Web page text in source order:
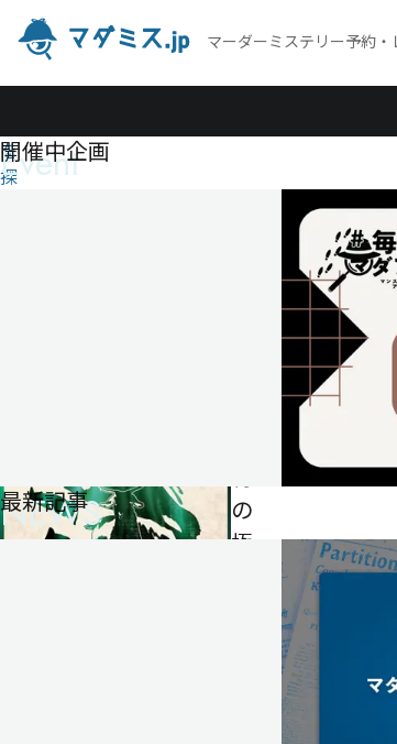
マーダーミステリー予約・
を
探
の
極
名・
女性
Event
開催中企画
NEWS
最新記事